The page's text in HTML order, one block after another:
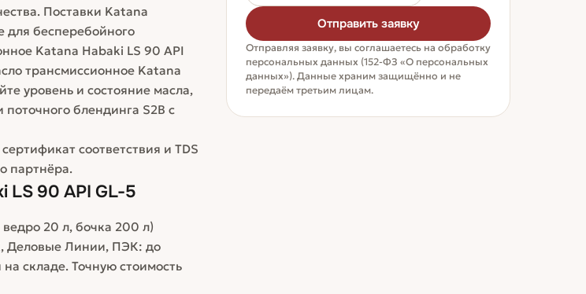
Поставки Katana
для бесперебойного
Katana Habaki LS 90 API
трансмиссионное Katana
уровень и состояние масла,
блендинга S2B с
соответствия и TDS
партнёра.
LS 90 API GL-5
20 л, бочка 200 л)
Деловые Линии, ПЭК: до
складе. Точную стоимость
Отправить заявку
Отправляя заявку, вы соглашаетесь на обработку
персональных данных (152-ФЗ «О персональных
данных»). Данные храним защищённо и не
передаём третьим лицам.